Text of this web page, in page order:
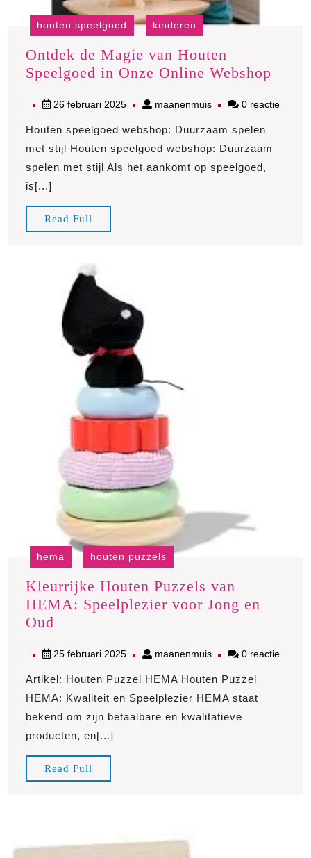
houten speelgoed kinderen
Ontdek de Magie van Houten
Speelgoed in Onze Online Webshop
26 februari 202526
2025
maanenmuismaanenmuis
0 reactie
Houten speelgoed webshop: Duurzaam spelen
met stijl Houten speelgoed webshop: Duurzaam
spelen met stijl Als het aankomt op speelgoed,
is[...]
Read Full
Full
hema houten puzzels
Kleurrijke Houten Puzzels van
HEMA: Speelplezier voor Jong en
Oud
Puzzels
van
HEMA:
Speelplezier
voor
en
Oud
25 februari 202525
2025
maanenmuismaanenmuis
0 reactie
Artikel: Houten Puzzel HEMA Houten Puzzel
HEMA: Kwaliteit en Speelplezier HEMA staat
bekend om zijn betaalbare en kwalitatieve
producten, en[...]
Read Full
Full